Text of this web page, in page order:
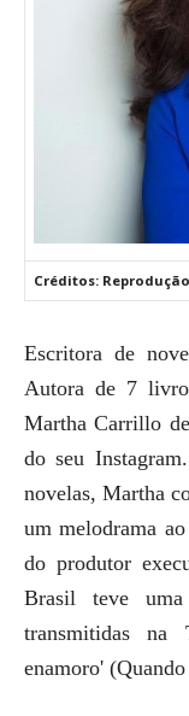
Créditos:
Escritora de
Autora de 7
Martha Carrillo
do seu
novelas, Martha
um melodrama
do produtor
Brasil teve uma
transmitidas
enamoro'